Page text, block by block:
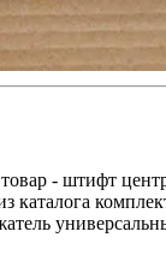
- штифт
каталога